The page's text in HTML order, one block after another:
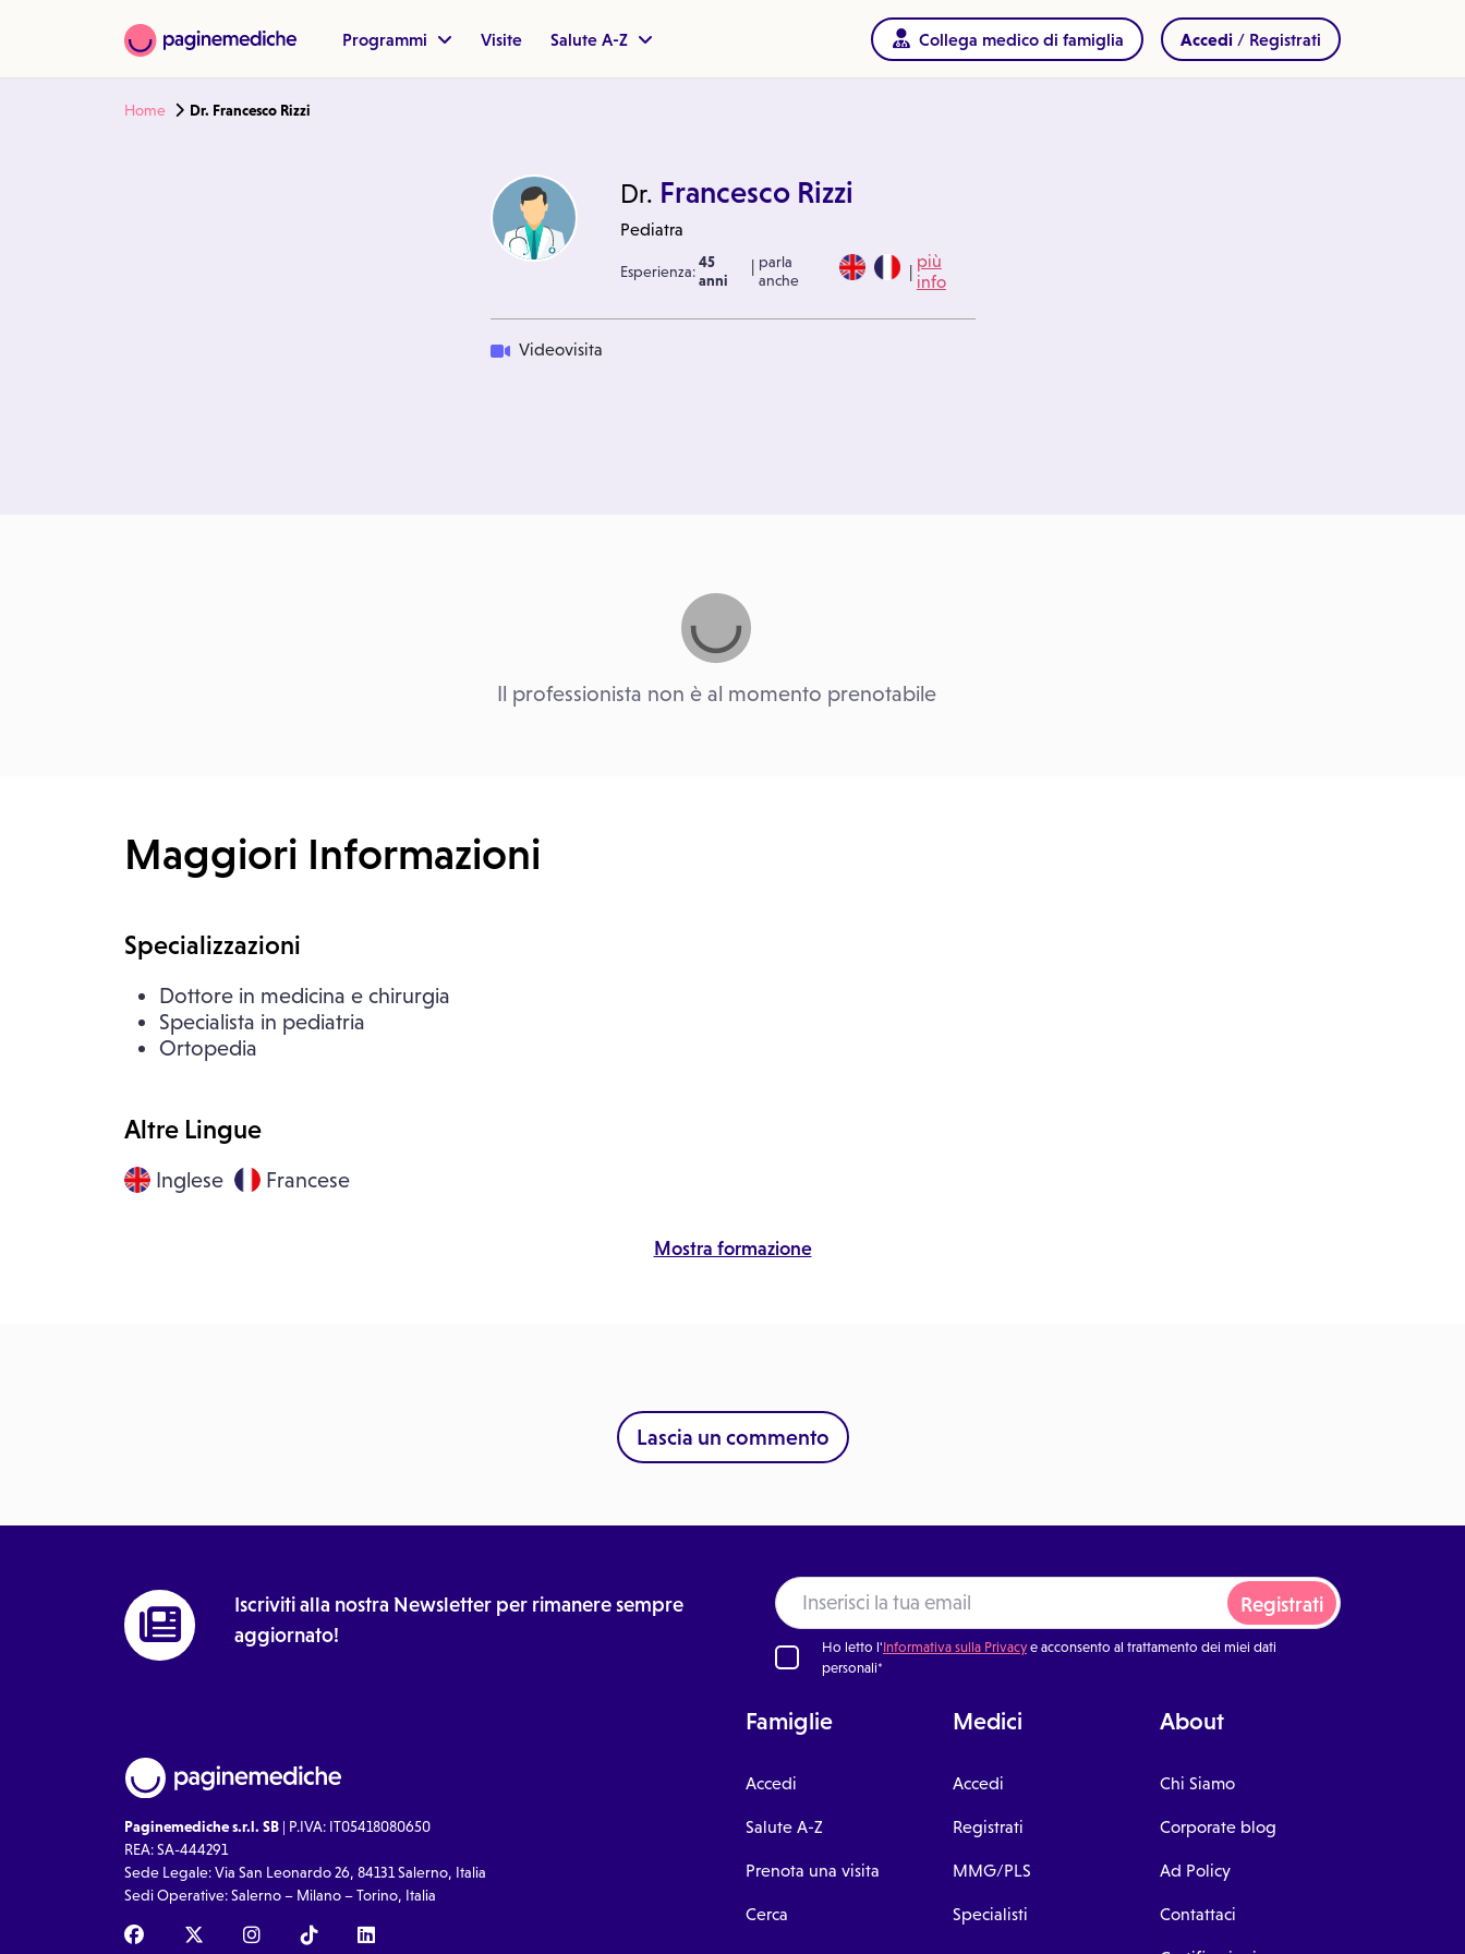
Programmi Visite Salute A-Z Collega medico di famiglia Accedi / Registrati
Home Dr. Francesco Rizzi
Dr. Francesco Rizzi
Pediatra
Esperienza:
45
anni
| parla
anche
|
più
info
Videovisita
Il professionista non è al momento prenotabile
Maggiori Informazioni
Specializzazioni
Dottore in medicina e chirurgia
Specialista in pediatria
Ortopedia
Altre Lingue
Inglese Francese
Mostra formazione
Lascia un commento
Iscriviti alla nostra Newsletter per rimanere sempre
aggiornato!
Registrati
Ho letto l'Informativa sulla Privacye acconsento al trattamento dei miei dati
personali*
Paginemediche s.r.l. SB | P.IVA: IT05418080650
REA: SA-444291
Sede Legale: Via San Leonardo 26, 84131 Salerno, Italia
Sedi Operative: Salerno – Milano – Torino, Italia
Famiglie
Accedi
Salute A-Z
Prenota una visita
Cerca
Medici
Accedi
Registrati
MMG/PLS
Specialisti
About
Chi Siamo
Corporate blog
Ad Policy
Contattaci